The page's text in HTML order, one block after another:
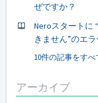
ぜですか？
Neroスタートに
きません”のエ
10件の記事をす
アーカイブ